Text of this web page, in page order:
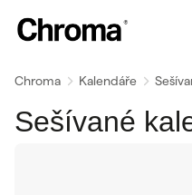
Chroma Kalendáře
Sešívané